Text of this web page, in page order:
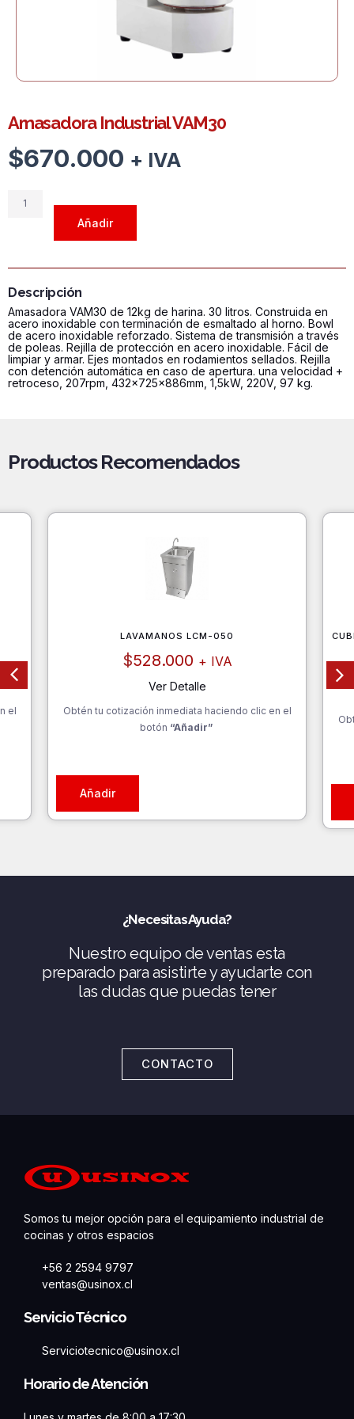
Amasadora Industrial VAM30
$670.000 + IVA
Amasadora
Añadir
Descripción
Amasadora VAM30 de 12kg de harina. 30 litros. Construida en
acero inoxidable con terminación de esmaltado al horno. Bowl
de acero inoxidable reforzado. Sistema de transmisión a través
de poleas. Rejilla de protección en acero inoxidable. Fácil de
limpiar y armar. Ejes montados en rodamientos sellados. Rejilla
con detención automática en caso de apertura. una velocidad +
retroceso, 207rpm, 432x725x886mm, 1,5kW, 220V, 97 kg.
Productos Recomendados
el
LAVAMANOS LCM-050
$528.000 + IVA
Ver Detalle
Obtén tu cotización inmediata haciendo clic en el
botón “Añadir”
Añadir
¿Necesitas Ayuda?
Nuestro equipo de ventas esta
preparado para asistirte y ayudarte con
las dudas que puedas tener
CONTACTO
Somos tu mejor opción para el equipamiento industrial de
cocinas y otros espacios
+56 2 2594 9797
ventas@usinox.cl
Servicio Técnico
Serviciotecnico@usinox.cl
Horario de Atención